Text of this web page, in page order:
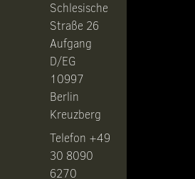
Schlesische
Straße 26
Aufgang
D/EG
10997
Berlin
Kreuzberg
Telefon +49
30 8090
6270